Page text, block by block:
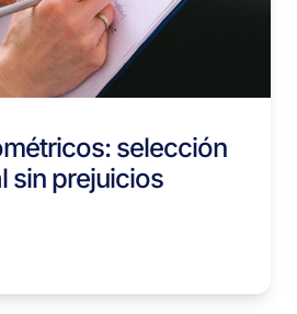
selección
sin prejuicios